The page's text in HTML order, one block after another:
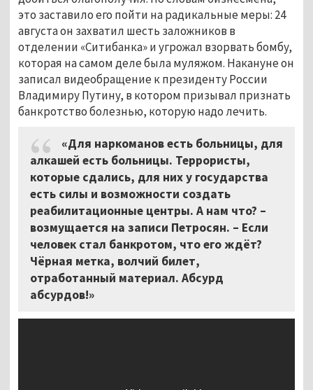
это заставило его пойти на радикальные меры: 24
августа он захватил шесть заложников в
отделении «Ситибанка» и угрожал взорвать бомбу,
которая на самом деле была муляжом. Накануне он
записал видеобращение к президенту России
Владимиру Путину, в котором призывал признать
банкротство болезнью, которую надо лечить.
«Для наркоманов есть больницы, для
алкашей есть больницы. Террористы,
которые сдались, для них у государства
есть силы и возможности создать
реабилитационные центры. А нам что? –
возмущается на записи Петросян. – Если
человек стал банкротом, что его ждёт?
Чёрная метка, волчий билет,
отработанный материал. Абсурд
абсурдов!»